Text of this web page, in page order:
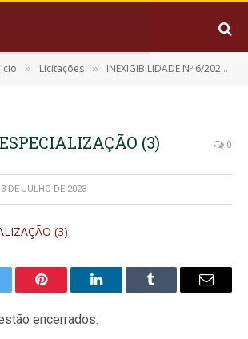
» Licitações » INEXIGIBILIDADE Nº 6/2023-0104 (CONTRATAÇÃO DE PROFISSIONAL PARA PRESTAÇÃO DE SERVIÇOS EM ASSESSORIA, CONSULTORIA E REPRESENTAÇÃO DO MUNICÍPIO DE MUANÁ NA CAPITAL DO ESTADO, ÓRGÃOS OU DEPARTAMENTOS GOVERNAMENTAIS, NA CONDUÇÃO DE PROJETOS ESTRUTURANTES, BEM COMO ELABORAÇÃO, PROTOCOLO E RECEBIMENTO DE DOCUMENTOS DE QUALQUER NATUREZA E REALIZAÇÃO DE CONSULTAS , PARA ATENDER A PREFEITURA MUNICIPAL DE MUANÁ)
(3) 0
DE JULHO DE 2023
(3)
Pinterest LinkedInTumblr
E-
encerrados.